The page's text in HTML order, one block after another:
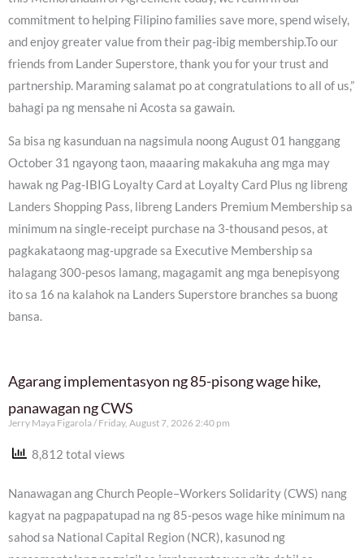
commitment to helping Filipino families save more, spend wisely,
and enjoy greater value from their pag-ibig membership.To our
friends from Lander Superstore, thank you for your trust and
partnership. Maraming salamat po at congratulations to all of us,”
bahagi pa ng mensahe ni Acosta sa gawain.
Sa bisa ng kasunduan na nagsimula noong August 01 hanggang
October 31 ngayong taon, maaaring makakuha ang mga may
hawak ng Pag-IBIG Loyalty Card at Loyalty Card Plus ng libreng
Landers Shopping Pass, libreng Landers Premium Membership sa
minimum na single-receipt purchase na 3-thousand pesos, at
pagkakataong mag-upgrade sa Executive Membership sa
halagang 300-pesos lamang, magagamit ang mga benepisyong
ito sa 16 na kalahok na Landers Superstore branches sa buong
bansa.
Agarang implementasyon ng 85-pisong wage hike,
panawagan ng CWS
Jerry Maya Figarola Friday, August 7, 2026 2:40 pm
8,812 total views
Nanawagan ang Church People–Workers Solidarity (CWS) nang
kagyat na pagpapatupad na ng 85-pesos wage hike minimum na
sahod sa National Capital Region (NCR), kasunod ng